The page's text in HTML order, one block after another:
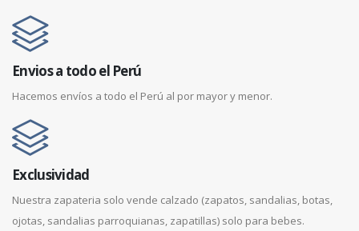
Envios a todo el Perú
Hacemos envíos a todo el Perú al por mayor y menor.
Exclusividad
Nuestra zapateria solo vende calzado (zapatos, sandalias, botas,
ojotas, sandalias parroquianas, zapatillas) solo para bebes.